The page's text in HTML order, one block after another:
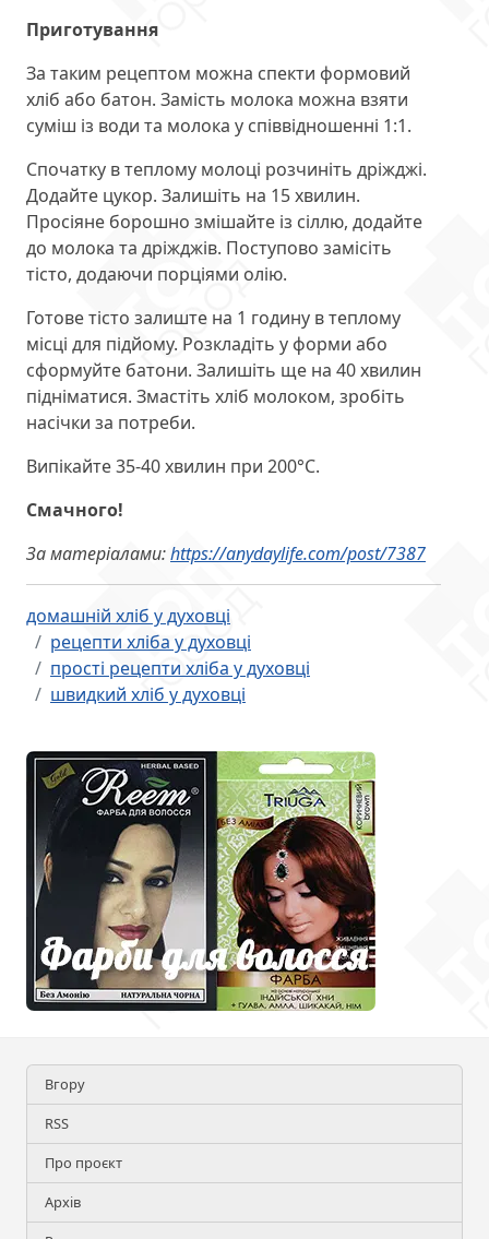
Приготування
За таким рецептом можна спекти формовий
хліб або батон. Замість молока можна взяти
суміш із води та молока у співвідношенні 1:1.
Спочатку в теплому молоці розчиніть дріжджі.
Додайте цукор. Залишіть на 15 хвилин.
Просіяне борошно змішайте із сіллю, додайте
до молока та дріжджів. Поступово замісіть
тісто, додаючи порціями олію.
Готове тісто залиште на 1 годину в теплому
місці для підйому. Розкладіть у форми або
сформуйте батони. Залишіть ще на 40 хвилин
підніматися. Змастіть хліб молоком, зробіть
насічки за потреби.
Випікайте 35-40 хвилин при 200°С.
Смачного!
За матеріалами:https://anydaylife.com/post/7387
домашній хліб у духовці
рецепти хліба у духовці
прості рецепти хліба у духовці
швидкий хліб у духовці
Вгору
RSS
Про проєкт
Архів